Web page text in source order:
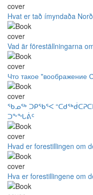
Hvat er tað ímyndaða
Vad är föreställningarna
Что такое "воображение
ᖃᓄᖅ ᑐᑭᖃᕐᐸ
ᑐᖕᖓᕖᑦ
Hvad er forestillingen om
Hva er forestillingene om